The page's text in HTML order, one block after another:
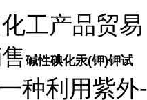
工产品贸易
碱性碘化汞(钾)钾试
种利用紫外-